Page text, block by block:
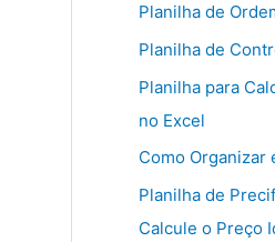
Planilha de
Planilha de
Planilha para
no Excel
Como Organizar
Planilha de
Calcule o Preço